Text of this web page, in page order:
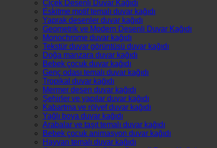
Çiçek Desenli Duvar Kağıdı
Eskitme motif temalı duvar kağıdı
Yaprak desenler duvar kağıdı
Geometrik ve Modern Desenli Duvar Kağıdı
Monochrome duvar kağıdı
Tekstür duvar görüntüsü duvar kağıdı
Doğa manzara duvar kağıdı
Bebek çocuk duvar kağıdı
Genç odası temalı duvar kağıdı
Tropikal duvar kağıdı
Mermer desen duvar kağıdı
Şehirler ve yapılar duvar kağıdı
Kabartma ve rölyef duvar kağıdı
Yağlı boya duvar kağıdı
Arabalar ve taşıt temalı duvar kağıdı
Bebek çocuk animasyon duvar kağıdı
Hayvan temalı duvar kağıdı